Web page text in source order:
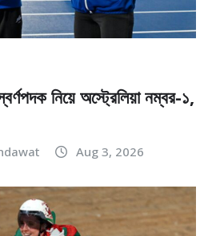
নিয়ে অস্ট্রেলিয়া নম্বর-১,
Aug 3, 2026